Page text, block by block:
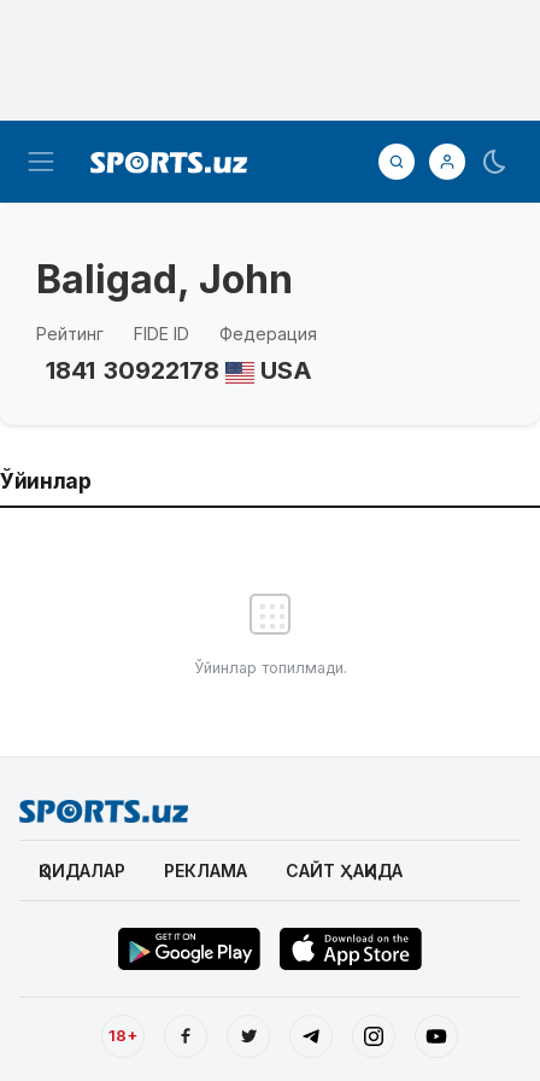
Baligad, John
Рейтинг
1841
FIDE ID
30922178
Федерация
USA
Ўйинлар
Ўйинлар топилмади.
ҚОИДАЛАР РЕКЛАМА САЙТ ҲАҚИДА
18+